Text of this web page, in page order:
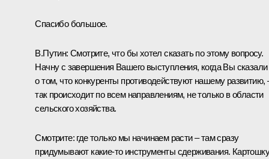
Спасибо большое.
В.Путин: Смотрите, что бы хотел сказать по этому вопросу.
Начну с завершения Вашего выступления, когда Вы сказали
о том, что конкуренты противодействуют нашему развитию,
так происходит по всем направлениям, не только в области
сельского хозяйства.
Смотрите: где только мы начинаем расти – там сразу
придумывают какие-то инструменты сдерживания. Картошку